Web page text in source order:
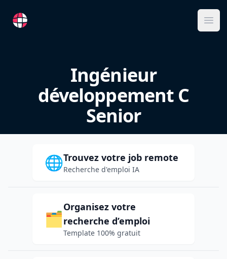
RemoteFR
Ingénieur
développement C
Senior
🌐Trouvez votre job remote
Recherche d'emploi IA
🗂️
Organisez votre
recherche d’emploi
Template 100% gratuit